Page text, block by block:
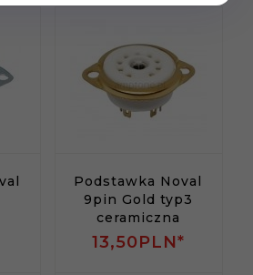
Podstawka Noval
9pin Gold typ3
ceramiczna
13,50PLN*